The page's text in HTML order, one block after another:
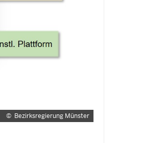
© Bezirksregierung Münster